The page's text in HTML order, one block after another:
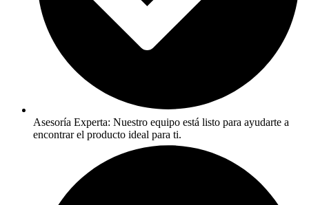
Asesoría Experta: Nuestro equipo está listo para ayudarte a
encontrar el producto ideal para ti.